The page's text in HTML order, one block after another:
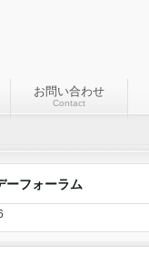
お問い合わせ
Contact
ーフォーラム